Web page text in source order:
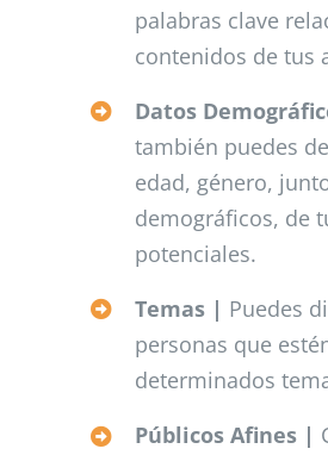
palabras clave
contenidos de tus
Datos
también puedes
edad, género,
demográficos, de
potenciales.
Temas | Puedes
personas que
determinados
Públicos Afines |